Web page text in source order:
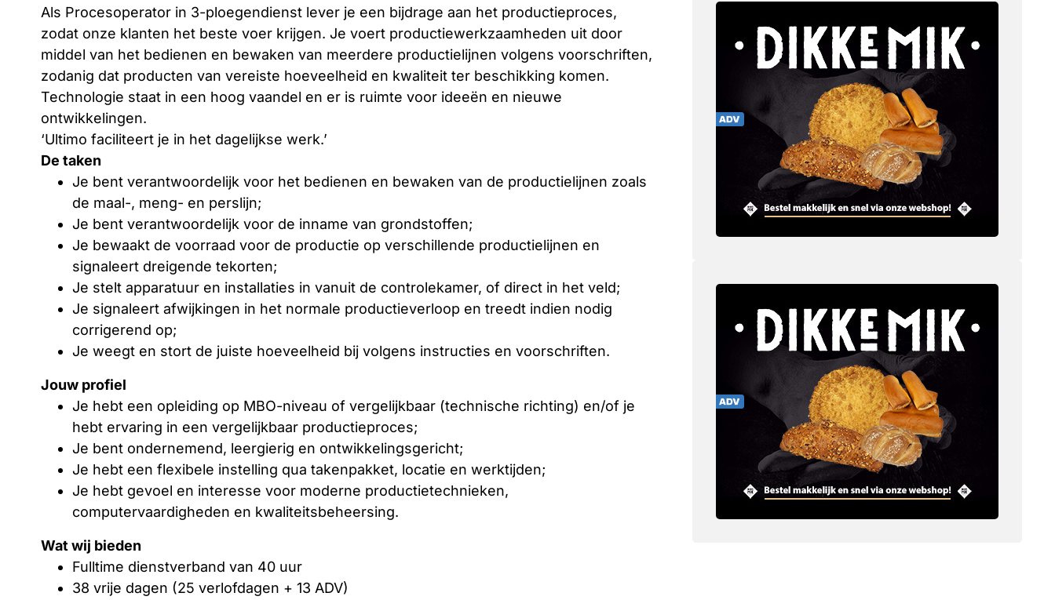
Als Procesoperator in 3-ploegendienst lever je een bijdrage aan het productieproces,
zodat onze klanten het beste voer krijgen. Je voert productiewerkzaamheden uit door
middel van het bedienen en bewaken van meerdere productielijnen volgens voorschriften,
zodanig dat producten van vereiste hoeveelheid en kwaliteit ter beschikking komen.
Technologie staat in een hoog vaandel en er is ruimte voor ideeën en nieuwe
ontwikkelingen.
‘Ultimo faciliteert je in het dagelijkse werk.’
De taken
Je bent verantwoordelijk voor het bedienen en bewaken van de productielijnen zoals
de maal-, meng- en perslijn;
Je bent verantwoordelijk voor de inname van grondstoffen;
Je bewaakt de voorraad voor de productie op verschillende productielijnen en
signaleert dreigende tekorten;
Je stelt apparatuur en installaties in vanuit de controlekamer, of direct in het veld;
Je signaleert afwijkingen in het normale productieverloop en treedt indien nodig
corrigerend op;
Je weegt en stort de juiste hoeveelheid bij volgens instructies en voorschriften.
Jouw profiel
Je hebt een opleiding op MBO-niveau of vergelijkbaar (technische richting) en/of je
hebt ervaring in een vergelijkbaar productieproces;
Je bent ondernemend, leergierig en ontwikkelingsgericht;
Je hebt een flexibele instelling qua takenpakket, locatie en werktijden;
Je hebt gevoel en interesse voor moderne productietechnieken,
computervaardigheden en kwaliteitsbeheersing.
Wat wij bieden
Fulltime dienstverband van 40 uur
38 vrije dagen (25 verlofdagen + 13 ADV)